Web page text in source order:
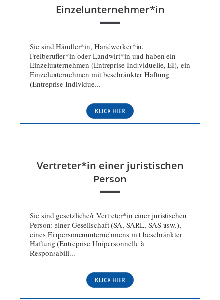
Einzelunternehmer*in
Sie sind Händler*in, Handwerker*in,
Freiberufler*in oder Landwirt*in und haben ein
Einzelunternehmen (Entreprise Individuelle, EI), ein
Einzelunternehmen mit beschränkter Haftung
(Entreprise Individue...
KLICK HIER
Vertreter*in einer juristischen
Person
Sie sind gesetzliche/r Vertreter*in einer juristischen
Person: einer Gesellschaft (SA, SARL, SAS usw.),
eines Einpersonenunternehmens mit beschränkter
Haftung (Entreprise Unipersonnelle à
Responsabili...
KLICK HIER